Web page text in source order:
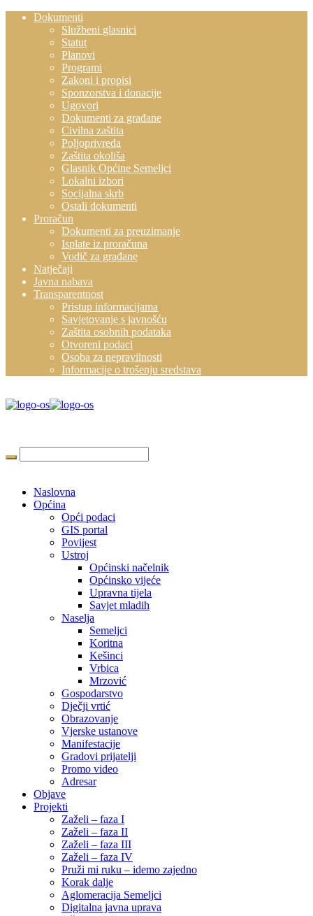
Dokumenti
Službeni glasnici
Statut
Planovi
Programi
Zakoni i propisi
Sponzorstva i donacije
Ugovori
Dokumenti za građane
Civilna zaštita
Poljoprivreda
Zaštita okoliša
Glasnik Općine Semeljci
Lokalni izbori
Socijalna skrb
Ostali dokumenti
Proračun
Dokumenti za preuzimanje
Isplate iz proračuna
Vodič za građane
Natječaji
Javna nabava
Transparentnost
Pristup informacijama
Savjetovanje s javnošću
Zaštita osobnih podataka
Otvoreni podaci
Osoba za nepravilnosti
Informacije o trošenju sredstava
Naslovna
Općina
Opći podaci
GIS portal
Povijest
Ustroj
Općinski načelnik
Općinsko vijeće
Upravna tijela
Savjet mladih
Naselja
Semeljci
Koritna
Kešinci
Vrbica
Mrzović
Gospodarstvo
Dječji vrtić
Obrazovanje
Vjerske ustanove
Manifestacije
Gradovi prijatelji
Promo video
Adresar
Objave
Projekti
Zaželi – faza I
Zaželi – faza II
Zaželi – faza III
Zaželi – faza IV
Pruži mi ruku – idemo zajedno
Korak dalje
Aglomeracija Semeljci
Digitalna javna uprava